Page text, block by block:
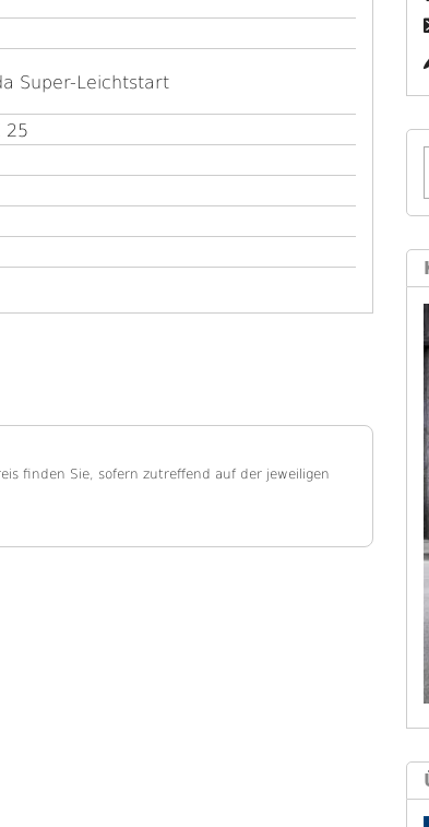
Super-Leichtstart
25
finden Sie, sofern zutreffend auf der jeweiligen